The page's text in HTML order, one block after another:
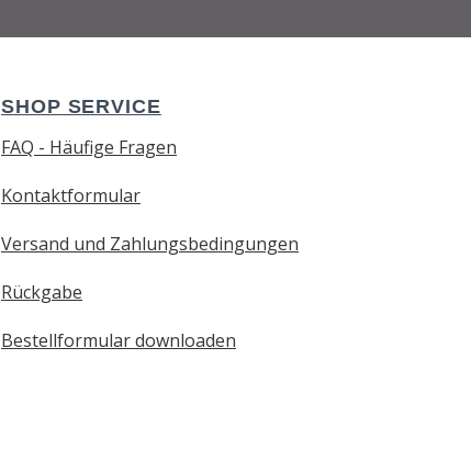
SHOP SERVICE
FAQ - Häufige Fragen
Kontaktformular
Versand und Zahlungsbedingungen
Rückgabe
Bestellformular downloaden